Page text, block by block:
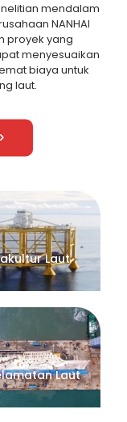
mendalam
NANHAI
proyek yang
menyesuaikan
biaya untuk
laut.
Laut
Laut